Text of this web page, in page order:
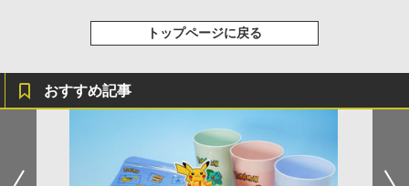
トップページに戻る
おすすめ記事